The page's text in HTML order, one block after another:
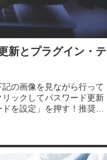
新とプラグイン・テ
の画像を見ながら行って
ックしてパスワード更新
を設定」を押す！推奨パ